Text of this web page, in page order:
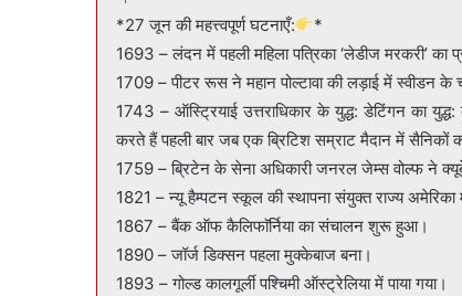
*27 जून की महत्त्वपूर्ण घटनाएँ:
*
1693 – लंदन में पहली महिला पत्रिका ‘लेडीज मरकरी’ का
1709 – पीटर रूस ने महान पोल्टावा की लड़ाई में स्वीडन के
1743 – ऑस्ट्रियाई उत्तराधिकार के युद्ध: डेटिंगन का युद्ध:
करते हैं पहली बार जब एक ब्रिटिश सम्राट मैदान में सैनिकों
1759 – ब्रिटेन के सेना अधिकारी जनरल जेम्स वोल्फ ने
1821 – न्यू हैम्पटन स्कूल की स्थापना संयुक्त राज्य अमेरिका
1867 – बैंक ऑफ कैलिफाॅर्निया का संचालन शुरू हुआ।
1890 – जॉर्ज डिक्सन पहला मुक्केबाज बना।
1893 – गोल्ड कालगूर्ली पश्चिमी ऑस्ट्रेलिया में पाया गया।